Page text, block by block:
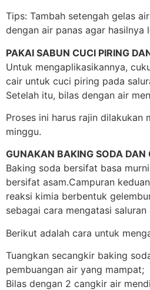
Tips: Tambah setengah gelas
dengan air panas agar hasilnya
PAKAI SABUN CUCI PIRING
Untuk mengaplikasikannya,
cair untuk cuci piring pada
Setelah itu, bilas dengan air
Proses ini harus rajin dilakukan
minggu.
GUNAKAN BAKING SODA DAN
Baking soda bersifat basa
bersifat asam.Campuran
reaksi kimia berbentuk
sebagai cara mengatasi saluran
Berikut adalah cara untuk
Tuangkan secangkir baking
pembuangan air yang mampat;
Bilas dengan 2 cangkir air